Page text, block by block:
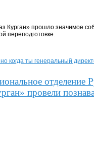
Курган» прошло значимое
переподготовке.
когда ты генеральный
отделение
провели